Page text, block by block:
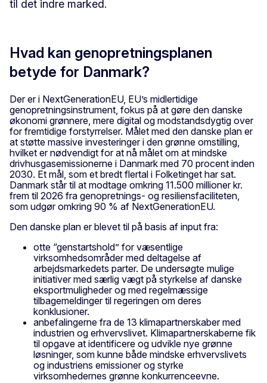
til det indre marked.
Hvad kan genopretningsplanen
betyde for Danmark?
Der er i NextGenerationEU, EU’s midlertidige
genopretningsinstrument, fokus på at gøre den danske
økonomi grønnere, mere digital og modstandsdygtig over
for fremtidige forstyrrelser. Målet med den danske plan er
at støtte massive investeringer i den grønne omstilling,
hvilket er nødvendigt for at nå målet om at mindske
drivhusgasemissionerne i Danmark med 70 procent inden
2030. Et mål, som et bredt flertal i Folketinget har sat.
Danmark står til at modtage omkring 11.500 millioner kr.
frem til 2026 fra genopretnings- og resiliensfaciliteten,
som udgør omkring 90 % af NextGenerationEU.
Den danske plan er blevet til på basis af input fra:
otte “genstartshold” for væsentlige
virksomhedsområder med deltagelse af
arbejdsmarkedets parter. De undersøgte mulige
initiativer med særlig vægt på styrkelse af danske
eksportmuligheder og med regelmæssige
tilbagemeldinger til regeringen om deres
konklusioner.
anbefalingerne fra de 13 klimapartnerskaber med
industrien og erhvervslivet. Klimapartnerskaberne fik
til opgave at identificere og udvikle nye grønne
løsninger, som kunne både mindske erhvervslivets
og industriens emissioner og styrke
virksomhedernes grønne konkurrenceevne.